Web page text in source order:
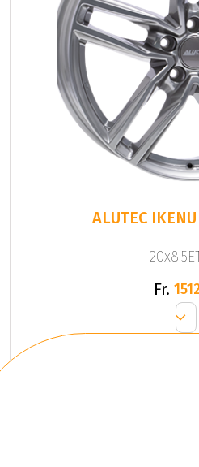
ALUTEC
Fr.